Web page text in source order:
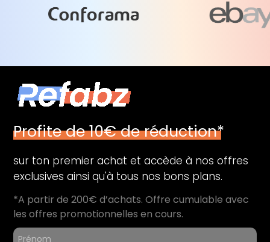
Profite de 10€ de réduction*
sur ton premier achat et accède à nos offres
exclusives ainsi qu'à tous nos bons plans.
*A partir de 200€ d’achats. Offre cumulable avec
les offres promotionnelles en cours.